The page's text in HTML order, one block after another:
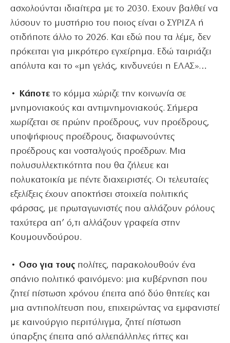
ασχολούνται ιδιαίτερα με το 2030. Εχουν βαλθεί να
λύσουν το μυστήριο του ποιος είναι ο ΣΥΡΙΖΑ ή
οτιδήποτε άλλο το 2026. Και εδώ που τα λέμε, δεν
πρόκειται για μικρότερο εγχείρημα. Εδώ ταιριάζει
απόλυτα και το «μη γελάς, κινδυνεύει η ΕΛΑΣ»…
• Κάποτε το κόμμα χώριζε την κοινωνία σε
μνημονιακούς και αντιμνημονιακούς. Σήμερα
χωρίζεται σε πρώην προέδρους, νυν προέδρους,
υποψήφιους προέδρους, διαφωνούντες
προέδρους και νοσταλγούς προέδρων. Μια
πολυσυλλεκτικότητα που θα ζήλευε και
πολυκατοικία με πέντε διαχειριστές. Οι τελευταίες
εξελίξεις έχουν αποκτήσει στοιχεία πολιτικής
φάρσας, με πρωταγωνιστές που αλλάζουν ρόλους
ταχύτερα απ’ ό,τι αλλάζουν γραφεία στην
Κουμουνδούρου.
• Οσο για τους πολίτες, παρακολουθούν ένα
σπάνιο πολιτικό φαινόμενο: μια κυβέρνηση που
ζητεί πίστωση χρόνου έπειτα από δύο θητείες και
μια αντιπολίτευση που, επιχειρώντας να εμφανιστεί
με καινούργιο περιτύλιγμα, ζητεί πίστωση
ύπαρξης έπειτα από αλλεπάλληλες ήττες και